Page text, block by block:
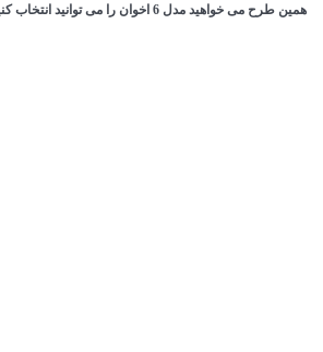
همین طرح می خواهید مدل 6 اخوان را می توانید انتخاب کنید.